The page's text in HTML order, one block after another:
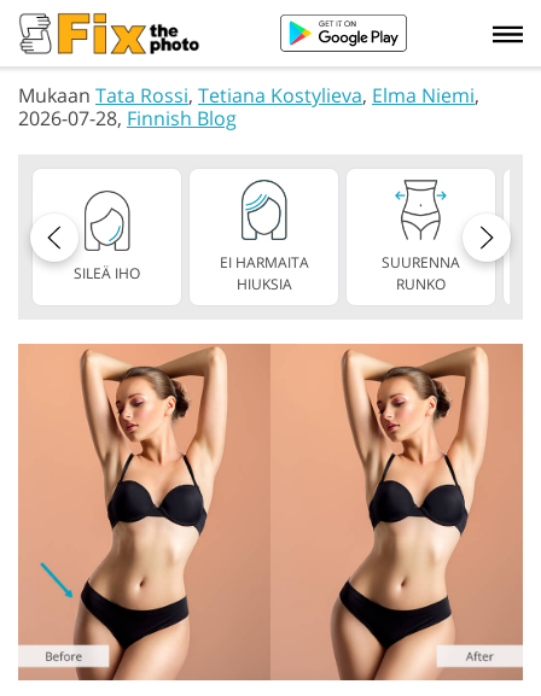
Mukaan Tata Rossi, Tetiana Kostylieva, Elma Niemi,
2026-07-28, Finnish Blog
SILEÄ IHO
EI HARMAITA
HIUKSIA
SUURENNA
RUNKO